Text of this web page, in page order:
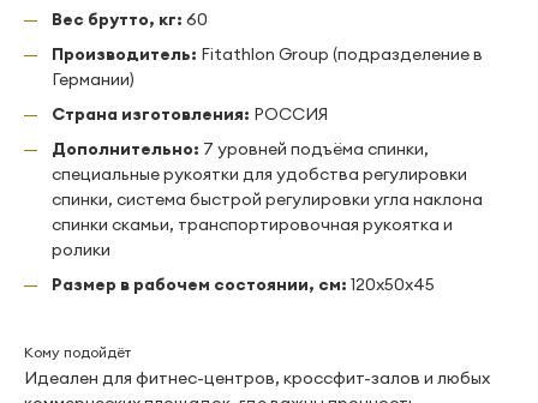
Вес брутто, кг: 60
Производитель: Fitathlon Group (подразделение в
Германии)
Страна изготовления: РОССИЯ
Дополнительно: 7 уровней подъёма спинки,
специальные рукоятки для удобства регулировки
спинки, система быстрой регулировки угла наклона
спинки скамьи, транспортировочная рукоятка и
ролики
Размер в рабочем состоянии, см: 120х50x45
Кому подойдёт
Идеален для фитнес-центров, кроссфит-залов и любых